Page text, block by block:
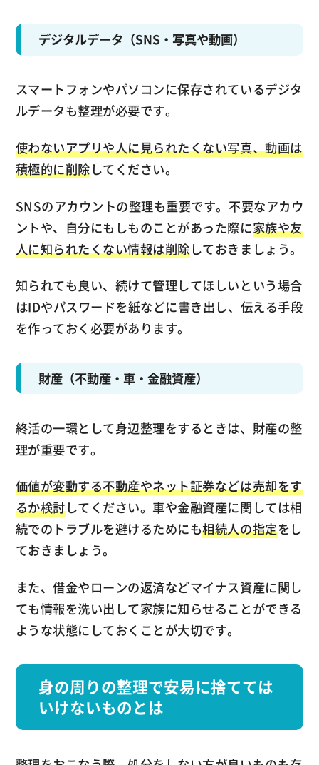
デジタルデータ（SNS・写真や動画）
スマートフォンやパソコンに保存されているデジタ
ルデータも整理が必要です。
使わないアプリや人に見られたくない写真、動画は
積極的に削除してください。
SNSのアカウントの整理も重要です。不要なアカウ
ントや、自分にもしものことがあった際に家族や友
人に知られたくない情報は削除しておきましょう。
知られても良い、続けて管理してほしいという場合
はIDやパスワードを紙などに書き出し、伝える手段
を作っておく必要があります。
財産（不動産・車・金融資産）
終活の一環として身辺整理をするときは、財産の整
理が重要です。
価値が変動する不動産やネット証券などは売却をす
るか検討してください。車や金融資産に関しては相
続でのトラブルを避けるためにも相続人の指定をし
ておきましょう。
また、借金やローンの返済などマイナス資産に関し
ても情報を洗い出して家族に知らせることができる
ような状態にしておくことが大切です。
身の周りの整理で安易に捨てては
いけないものとは